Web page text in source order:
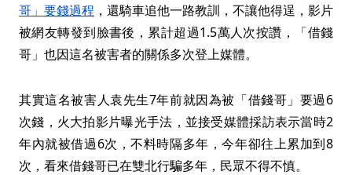
哥」要錢過程 ，還騎車追他一路教訓，不讓他得逞，影片
被網友轉發到臉書後，累計超過1.5萬人次按讚，「借錢
哥」也因這名被害者的關係多次登上媒體。
其實這名被害人袁先生7年前就因為被「借錢哥」要過6
次錢，火大拍影片曝光手法，並接受媒體採訪表示當時2
年內就被借過6次，不料時隔多年，今年卻往上累加到8
次，看來借錢哥已在雙北行騙多年，民眾不得不慎。